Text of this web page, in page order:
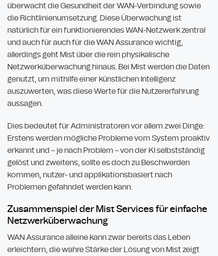
überwacht die Gesundheit der WAN-Verbindung sowie
die Richtlinienumsetzung. Diese Überwachung ist
natürlich für ein funktionierendes WAN-Netzwerk zentral
und auch für auch für die WAN Assurance wichtig,
allerdings geht Mist über die rein physikalische
Netzwerküberwachung hinaus. Bei Mist werden die Daten
genutzt, um mithilfe einer künstlichen Intelligenz
auszuwerten, was diese Werte für die Nutzererfahrung
aussagen.
Dies bedeutet für Administratoren vor allem zwei Dinge:
Erstens werden mögliche Probleme vom System proaktiv
erkannt und – je nach Problem – von der KI selbstständig
gelöst und zweitens, sollte es doch zu Beschwerden
kommen, nutzer- und applikationsbasiert nach
Problemen gefahndet werden kann.
Zusammenspiel der Mist Services für einfache
Netzwerküberwachung
WAN Assurance alleine kann zwar bereits das Leben
erleichtern, die wahre Stärke der Lösung von Mist zeigt